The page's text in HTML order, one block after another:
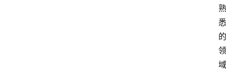
熟
悉
的
领
域